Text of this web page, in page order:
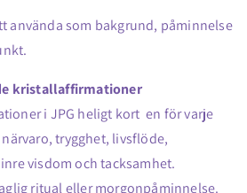
använda som bakgrund, påminnelse
kristallaffirmationer
i JPG heligt kort en för varje
trygghet, livsflöde,
visdom och tacksamhet.
ritual eller morgonpåminnelse.